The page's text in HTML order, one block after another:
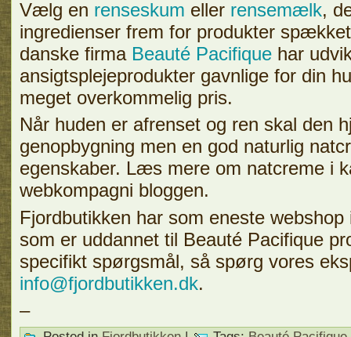
Vælg en renseskum eller rensemælk,
ingredienser frem for produkter
danske firma Beauté Pacifique har
ansigtsplejeprodukter gavnlige for din
meget overkommelig pris.
Når huden er afrenset og ren skal den
genopbygning men en god naturlig
egenskaber. Læs mere om natcreme i
webkompagni bloggen.
Fjordbutikken har som eneste
som er uddannet til Beauté Pacifique
specifikt spørgsmål, så spørg vores
info@fjordbutikken.dk.
–